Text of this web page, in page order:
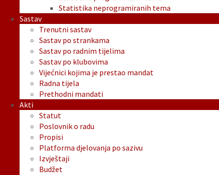
Statistika neprogramiranih tema
Sastav
Trenutni sastav
Sastav po strankama
Sastav po radnim tijelima
Sastav po klubovima
Vijećnici kojima je prestao mandat
Radna tijela
Prethodni mandati
Akti
Statut
Poslovnik o radu
Propisi
Platforma djelovanja po sazivu
Izvještaji
Budžet